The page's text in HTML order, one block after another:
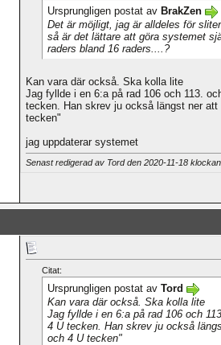
Ursprungligen postat av BrakZen
Det är möjligt, jag är alldeles för
så är det lättare att göra systemet
raders bland 16 raders....?
Kan vara där också. Ska kolla lite
Jag fyllde i en 6:a på rad 106 och 113.
tecken. Han skrev ju också längst ner
tecken"
jag uppdaterar systemet
Senast redigerad av Tord den 2020-11-18
Citat:
Ursprungligen postat av Tord
Kan vara där också. Ska kolla lite
Jag fyllde i en 6:a på rad 106 och
4 U tecken. Han skrev ju också
och 4 U tecken"